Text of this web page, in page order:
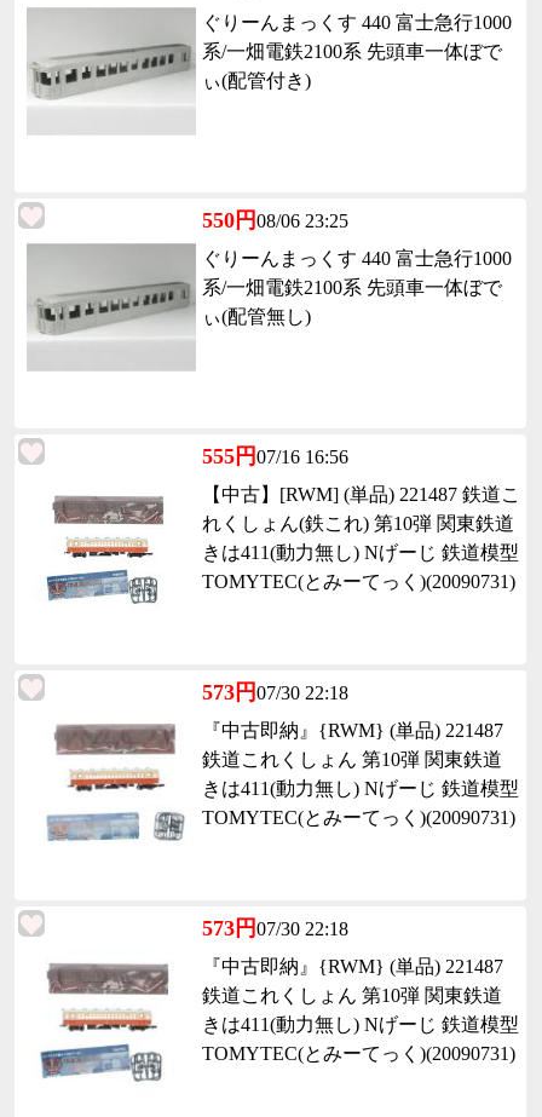
ぐりーんまっくす 440 富士急行1000
系/一畑電鉄2100系 先頭車一体ぼで
ぃ(配管付き)
550円08/06 23:25
ぐりーんまっくす 440 富士急行1000
系/一畑電鉄2100系 先頭車一体ぼで
ぃ(配管無し)
555円07/16 16:56
【中古】[RWM] (単品) 221487 鉄道こ
れくしょん(鉄これ) 第10弾 関東鉄道
きは411(動力無し) Nげーじ 鉄道模型
TOMYTEC(とみーてっく)(20090731)
573円07/30 22:18
『中古即納』{RWM} (単品) 221487
鉄道これくしょん 第10弾 関東鉄道
きは411(動力無し) Nげーじ 鉄道模型
TOMYTEC(とみーてっく)(20090731)
573円07/30 22:18
『中古即納』{RWM} (単品) 221487
鉄道これくしょん 第10弾 関東鉄道
きは411(動力無し) Nげーじ 鉄道模型
TOMYTEC(とみーてっく)(20090731)